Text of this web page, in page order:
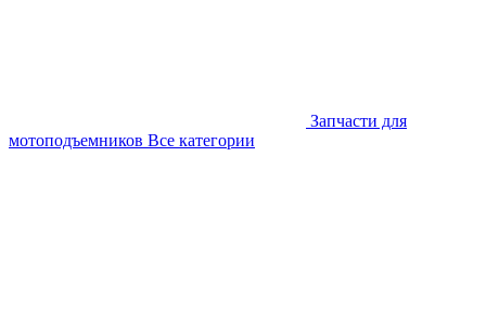
Запчасти для
мотоподъемников Все категории